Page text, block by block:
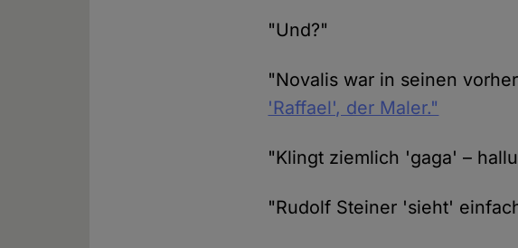
"Und?"
"Novalis war in seinen
'Raffael', der Maler."
"Klingt ziemlich 'gaga' –
"Rudolf Steiner 'sieht'